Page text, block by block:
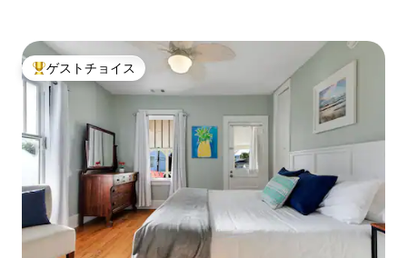
大好評のゲストチョイスです。
ゲストチョイス